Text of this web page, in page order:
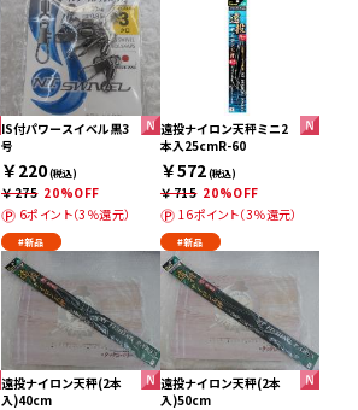
IS付パワースイベル黒3
号
￥220(税込)
￥275 20%OFF
6ポイント（3％還元）
#新品
遠投ナイロン天秤ミニ2
本入25cmR-60
￥572(税込)
￥715 20%OFF
16ポイント（3％還元）
#新品
遠投ナイロン天秤(2本
入)40cm
遠投ナイロン天秤(2本
入)50cm